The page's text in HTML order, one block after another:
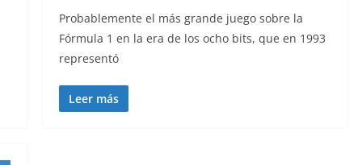
Probablemente el más grande juego sobre la
Fórmula 1 en la era de los ocho bits, que en 1993
representó
Leer más